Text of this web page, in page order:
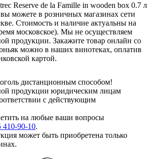
Reserve de la Famille in wooden box 0.7 л
можете в розничных магазинах сети
Стоимость и наличие актуальны на
московское). Мы не осуществляем
продукции. Закажите товар онлайн со
можно в наших винотеках, оплатив
картой.
дистанционным способом!
продукции юридическим лицам
с действующим
на любые ваши вопросы
410-90-10.
может быть приобретена только